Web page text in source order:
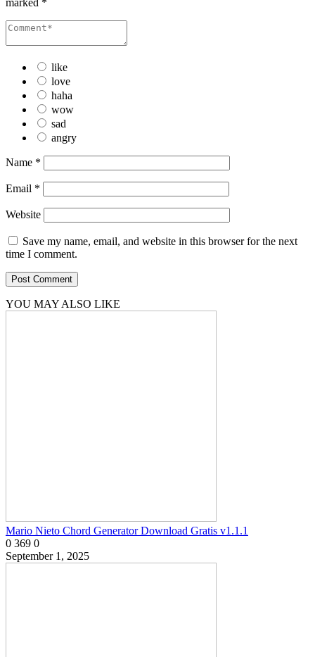
marked *
like
love
haha
wow
sad
angry
Name *
Email *
Website
Save my name, email, and website in this browser for the next
time I comment.
YOU MAY ALSO LIKE
Mario Nieto Chord Generator Download Gratis v1.1.1
0 369 0
September 1, 2025